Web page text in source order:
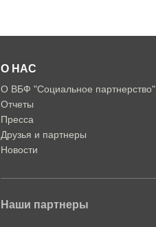
О НАС
О ВБФ "Социальное партнерство"
Отчеты
Пресса
Друзья и партнеры
Новости
Наши партнеры